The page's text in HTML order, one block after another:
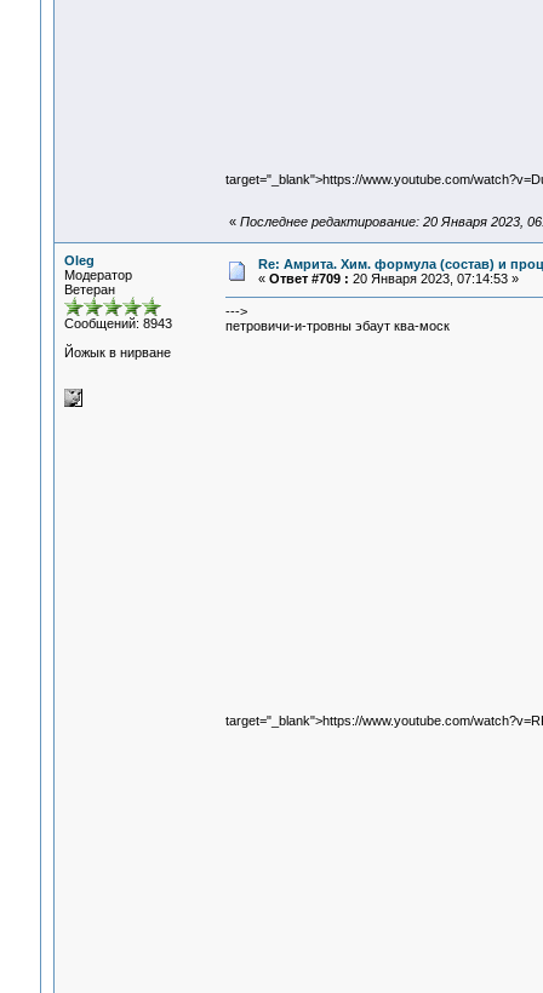
target="_blank">https://www.youtube.com/
« Последнее редактирование: 20 Января 2023,
Oleg
Модератор
Ветеран
Сообщений: 8943
Йожык в нирване
Re: Амрита. Хим. формула (состав) и
« Ответ #709 : 20 Января 2023, 07:14:53 »
--->
петровичи-и-тровны эбаут ква-моск
target="_blank">https://www.youtube.com/